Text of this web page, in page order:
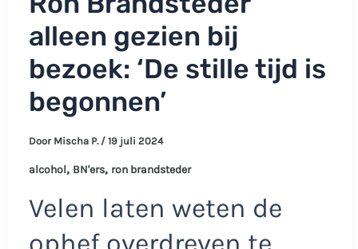
alleen gezien bij
bezoek: ‘De stille tijd is
begonnen’
Door Mischa P. / 19 juli 2024
alcohol, BN'ers, ron brandsteder
Velen laten weten de